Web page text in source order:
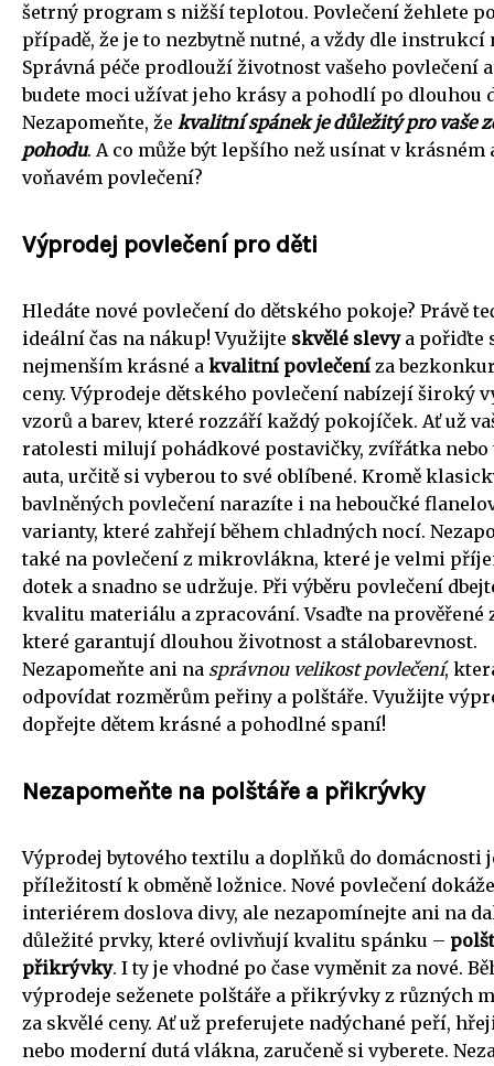
šetrný program s nižší teplotou. Povlečení žehlete
případě, že je to nezbytně nutné, a vždy dle instrukcí
Správná péče prodlouží životnost vašeho povlečení
budete moci užívat jeho krásy a pohodlí po dlouhou
Nezapomeňte, že kvalitní spánek je důležitý pro vaše
pohodu. A co může být lepšího než usínat v krásném
voňavém povlečení?
Výprodej povlečení pro děti
Hledáte nové povlečení do dětského pokoje? Právě
ideální čas na nákup! Využijte skvělé slevya pořiďte
nejmenším krásné a kvalitní povlečení za
ceny. Výprodeje dětského povlečení nabízejí široký
vzorů a barev, které rozzáří každý pokojíček. Ať už
ratolesti milují pohádkové postavičky, zvířátka nebo
auta, určitě si vyberou to své oblíbené. Kromě
bavlněných povlečení narazíte i na heboučké
varianty, které zahřejí během chladných nocí.
také na povlečení z mikrovlákna, které je velmi
dotek a snadno se udržuje. Při výběru povlečení
kvalitu materiálu a zpracování. Vsaďte na prověřené
které garantují dlouhou životnost a stálobarevnost.
Nezapomeňte ani na správnou velikost povlečení,
odpovídat rozměrům peřiny a polštáře. Využijte
dopřejte dětem krásné a pohodlné spaní!
Nezapomeňte na polštáře a přikrývky
Výprodej bytového textilu a doplňků do domácnosti
příležitostí k obměně ložnice. Nové povlečení
interiérem doslova divy, ale nezapomínejte ani na
důležité prvky, které ovlivňují kvalitu spánku –
přikrývky. I ty je vhodné po čase vyměnit za nové.
výprodeje seženete polštáře a přikrývky z různých
za skvělé ceny. Ať už preferujete nadýchané peří,
nebo moderní dutá vlákna, zaručeně si vyberete.